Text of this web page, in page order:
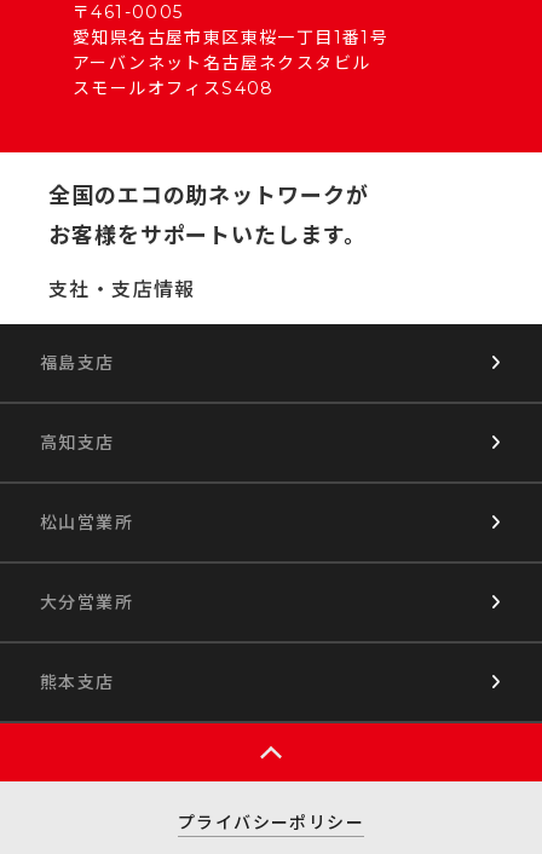
〒461-0005
愛知県名古屋市東区東桜一丁目1番1号
アーバンネット名古屋ネクスタビル
スモールオフィスS408
全国のエコの助ネットワークが
お客様をサポートいたします。
支社・支店情報
福島支店
高知支店
松山営業所
大分営業所
熊本支店
プライバシーポリシー